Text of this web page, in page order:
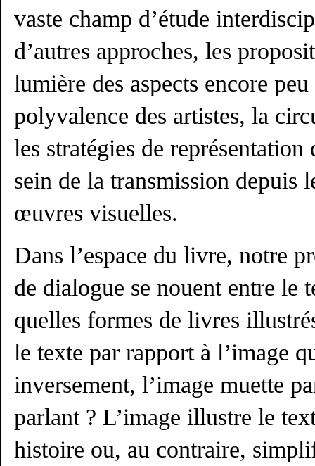
vaste champ d’étude
d’autres approches, les
lumière des aspects encore
polyvalence des artistes, la
les stratégies de
sein de la transmission depuis
œuvres visuelles.
Dans l’espace du livre, notre
de dialogue se nouent entre le
quelles formes de livres
le texte par rapport à l’image
inversement, l’image muette
parlant ? L’image illustre le
histoire ou, au contraire,